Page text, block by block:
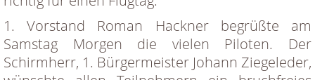
1. Vorstand Roman Hackner begrüßte am
Samstag Morgen die vielen Piloten. Der
Schirmherr, 1. Bürgermeister Johann Ziegeleder,